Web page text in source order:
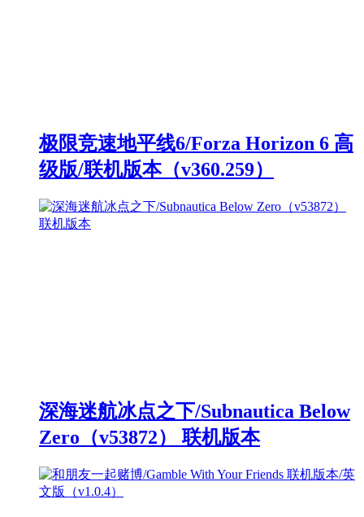
极限竞速地平线6/Forza Horizon 6 高
级版/联机版本（v360.259）
深海迷航冰点之下/Subnautica Below
Zero（v53872） 联机版本